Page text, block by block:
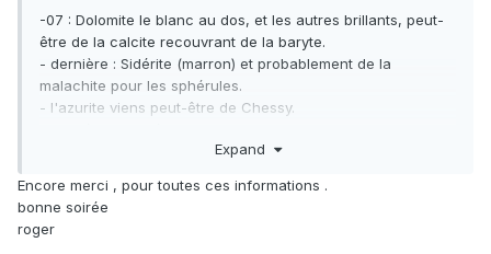
-07 : Dolomite le blanc au dos, et les autres brillants, peut-
être de la calcite recouvrant de la baryte.
- dernière : Sidérite (marron) et probablement de la
malachite pour les sphérules.
- l'azurite viens peut-être de Chessy.
surement la provenance, mais moi j'hésite...
-04 : Chalcopyrite.
Expand
Encore merci , pour toutes ces informations .
bonne soirée
roger